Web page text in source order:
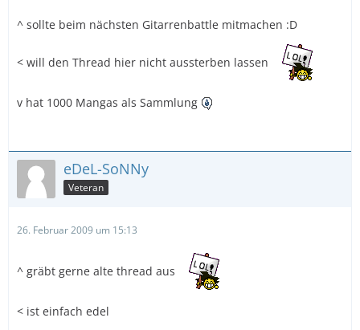
^ sollte beim nächsten Gitarrenbattle mitmachen :D
< will den Thread hier nicht aussterben lassen
v hat 1000 Mangas als Sammlung
eDeL-SoNNy
Veteran
26. Februar 2009 um 15:13
^ gräbt gerne alte thread aus
< ist einfach edel